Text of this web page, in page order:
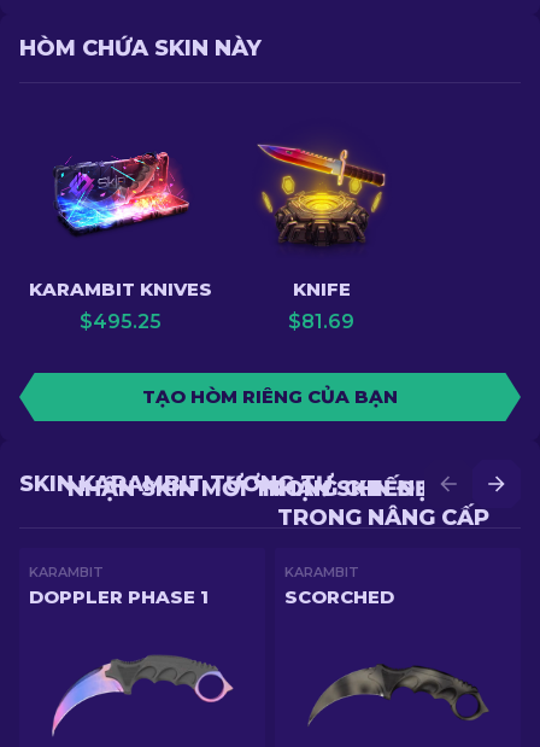
HÒM CHỨA SKIN NÀY
KARAMBIT KNIVES
$495.25
KNIFE
$81.69
TẠO HÒM RIÊNG CỦA BẠN
NHẬN SKIN ĐẸP HƠN
TRONG NÂNG CẤP
NHẬN SKIN MỚI TRONG CHIẾN ĐẤU
SKIN KARAMBIT TƯƠNG TỰ
KARAMBIT
DOPPLER PHASE 1
KARAMBIT
SCORCHED